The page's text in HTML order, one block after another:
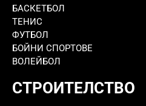
БАСКЕТБОЛ
ТЕНИС
ФУТБОЛ
БОЙНИ СПОРТОВЕ
ВОЛЕЙБОЛ
СТРОИТЕЛСТВО